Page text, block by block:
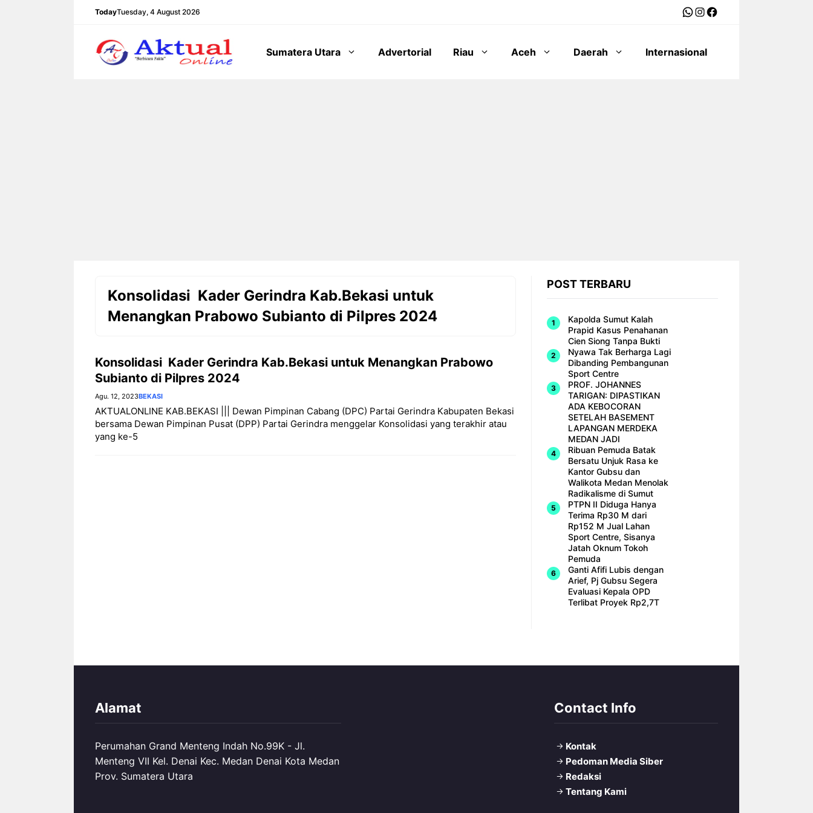
TodayTuesday, 4 August 2026 WhatsApp
Instagram
Facebook
Sumatera Utara Advertorial Riau Aceh Daerah Internasional
Konsolidasi Kader Gerindra Kab.Bekasi untuk
Menangkan Prabowo Subianto di Pilpres 2024
Konsolidasi Kader Gerindra Kab.Bekasi untuk Menangkan Prabowo
Subianto di Pilpres 2024
Agu. 12, 2023BEKASI
AKTUALONLINE KAB.BEKASI ||| Dewan Pimpinan Cabang (DPC) Partai Gerindra Kabupaten Bekasi
bersama Dewan Pimpinan Pusat (DPP) Partai Gerindra menggelar Konsolidasi yang terakhir atau
yang ke-5
POST TERBARU
Kapolda Sumut Kalah
Prapid Kasus Penahanan
Cien Siong Tanpa Bukti
Nyawa Tak Berharga Lagi
Dibanding Pembangunan
Sport Centre
PROF. JOHANNES
TARIGAN: DIPASTIKAN
ADA KEBOCORAN
SETELAH BASEMENT
LAPANGAN MERDEKA
MEDAN JADI
Ribuan Pemuda Batak
Bersatu Unjuk Rasa ke
Kantor Gubsu dan
Walikota Medan Menolak
Radikalisme di Sumut
PTPN II Diduga Hanya
Terima Rp30 M dari
Rp152 M Jual Lahan
Sport Centre, Sisanya
Jatah Oknum Tokoh
Pemuda
Ganti Afifi Lubis dengan
Arief, Pj Gubsu Segera
Evaluasi Kepala OPD
Terlibat Proyek Rp2,7T
Alamat
Perumahan Grand Menteng Indah No.99K - Jl.
Menteng VII Kel. Denai Kec. Medan Denai Kota Medan
Prov. Sumatera Utara
Contact Info
Kontak
Pedoman Media Siber
Redaksi
Tentang Kami